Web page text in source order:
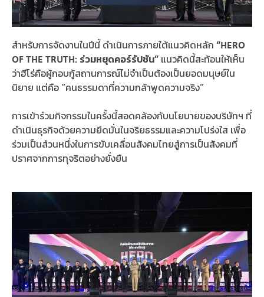
สำหรับการจัดงานในปีนี้ ดำเนินการภายใต้แนวคิดหลัก “HERO
OF THE TRUTH: ร่วมหยุดคอร์รัปชัน” แนวคิดนี้สะท้อนให้เห็น
ว่าฮีโร่คือผู้กอบกู้สถานการณ์ไม่จำเป็นต้องเป็นยอดมนุษย์ใน
นิยาย แต่คือ “คนธรรมดาที่ความกล้าพูดความจริง”
การเข้าร่วมกิจกรรมในครั้งนี้สอดคล้องกับนโยบายของบริษัทฯ ที่
ดำเนินธุรกิจด้วยความยึดมั่นในจริยธรรมและความโปร่งใส เพื่อ
ร่วมเป็นส่วนหนึ่งในการขับเคลื่อนสังคมไทยสู่การเป็นสังคมที่
ปราศจากการทุจริตอย่างยั่งยืน